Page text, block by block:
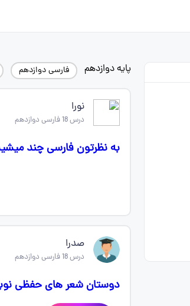
پایه دوازدهم فارسی دوازدهم
نورا
درس 18 فارسی دوازدهم
به نظرتون فارسی چند
صدرا
درس 18 فارسی دوازدهم
دوستان شعر های حفظی